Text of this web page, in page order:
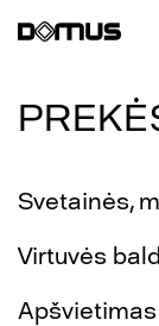
Svetainės,
Virtuvės
Apšvietimas